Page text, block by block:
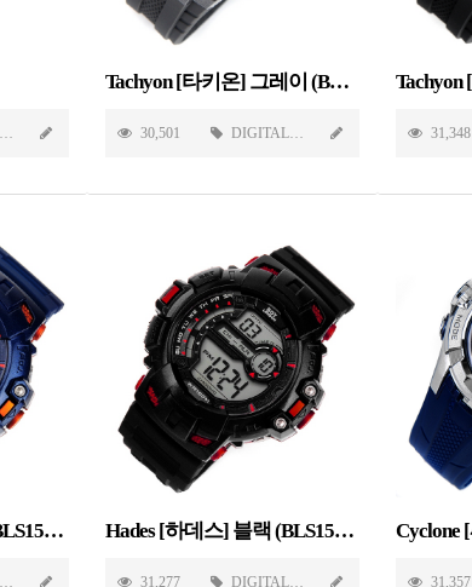
Tachyon [타키온] 그레이 (BLS1505-GY)
30,501 DIGITAL 31,348
Hades [하데스] 블루 (BLS1503-BL) Hades [하데스] 블랙 (BLS1503-BK)
31,277 DIGITAL 31,357